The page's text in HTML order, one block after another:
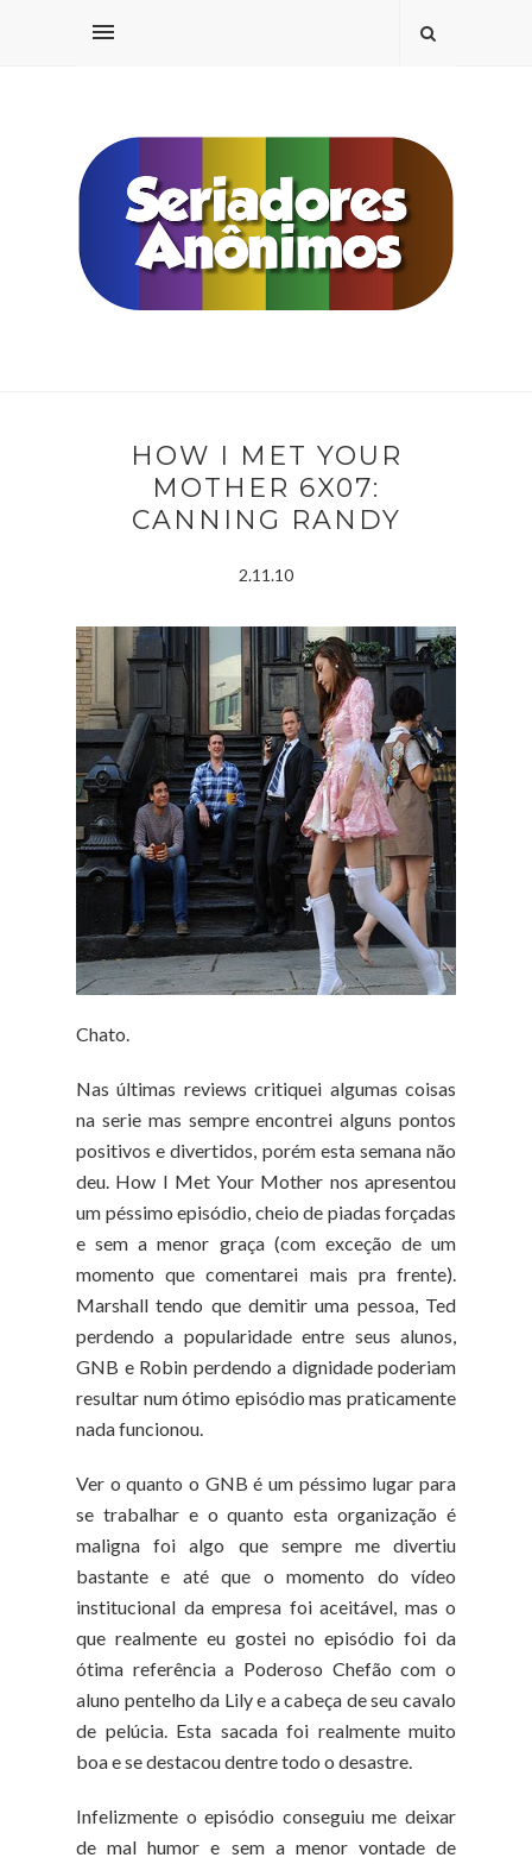
HOW I MET YOUR
MOTHER 6X07:
CANNING RANDY
2.11.10
Chato.
Nas últimas reviews critiquei algumas coisas
na serie mas sempre encontrei alguns pontos
positivos e divertidos, porém esta semana não
deu. How I Met Your Mother nos apresentou
um péssimo episódio, cheio de piadas forçadas
e sem a menor graça (com exceção de um
momento que comentarei mais pra frente).
Marshall tendo que demitir uma pessoa, Ted
perdendo a popularidade entre seus alunos,
GNB e Robin perdendo a dignidade poderiam
resultar num ótimo episódio mas praticamente
nada funcionou.
Ver o quanto o GNB é um péssimo lugar para
se trabalhar e o quanto esta organização é
maligna foi algo que sempre me divertiu
bastante e até que o momento do vídeo
institucional da empresa foi aceitável, mas o
que realmente eu gostei no episódio foi da
ótima referência a Poderoso Chefão com o
aluno pentelho da Lily e a cabeça de seu cavalo
de pelúcia. Esta sacada foi realmente muito
boa e se destacou dentre todo o desastre.
Infelizmente o episódio conseguiu me deixar
de mal humor e sem a menor vontade de